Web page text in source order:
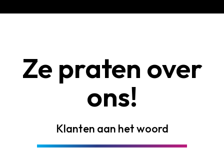
Ze praten over
ons!
Klanten aan het woord